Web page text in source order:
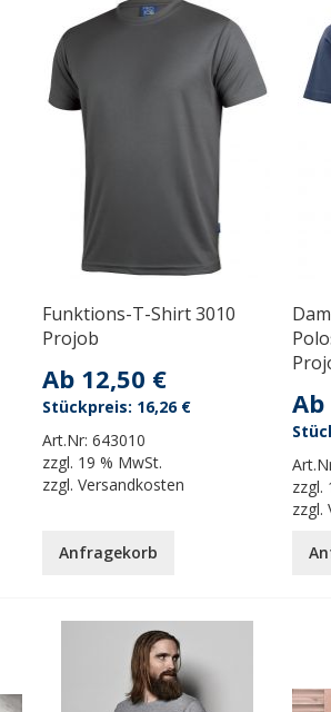
Funktions-T-Shirt 3010
Projob
Ab 12,50 €
Art.Nr: 643010
zzgl. 19 % MwSt.
zzgl. Versandkosten
16,26 €
Anfragekorb
Ab
zzgl.
zzgl.